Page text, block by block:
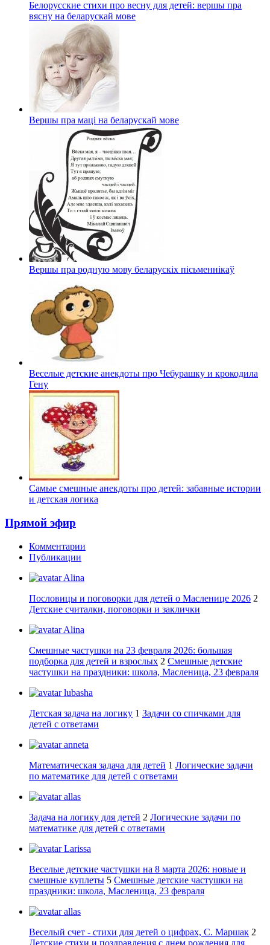
Белорусские стихи про весну для детей: вершы пра
вясну на беларускай мове
Вершы пра маці на беларускай мове
Вершы пра родную мову беларускіх пісьменнікаў
Веселые детские анекдоты про Чебурашку и крокодила
Гену
Самые смешные анекдоты про детей: забавные истории
и детская логика
Прямой эфир
Комментарии
Публикации
Alina
Пословицы и поговорки для детей о Масленице 2026 2
Детские считалки, поговорки и заклички
Alina
Смешные частушки на 23 февраля 2026: большая
подборка для детей и взрослых 2 Смешные детские
частушки на праздники: школа, Масленица, 23 февраля
lubasha
Детская задача на логику 1 Задачи со спичками для
детей с ответами
anneta
Математическая задача для детей 1 Логические задачи
по математике для детей с ответами
allas
Задача на логику для детей 2 Логические задачи по
математике для детей с ответами
Larissa
Веселые детские частушки на 8 марта 2026: новые и
смешные куплеты 5 Смешные детские частушки на
праздники: школа, Масленица, 23 февраля
allas
Веселый счет - стихи для детей о цифрах, С. Маршак 2
Детские стихи и поздравления с днем рождения для